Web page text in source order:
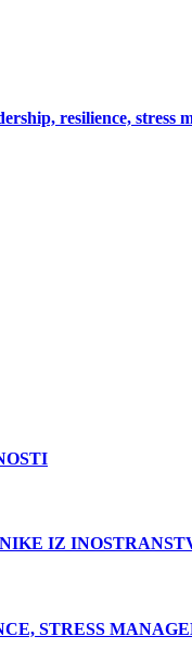
resilience, stress
IZ
STRESS